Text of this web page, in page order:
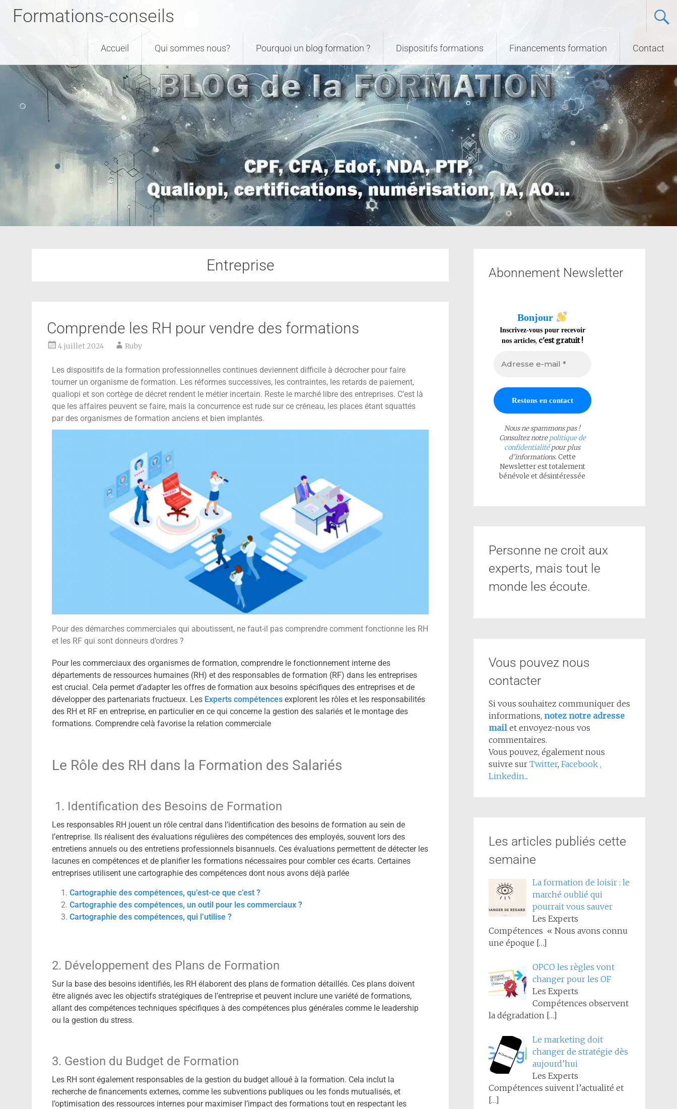
Formations-conseils
Accueil Qui sommes nous? Pourquoi un blog formation ? Dispositifs formations Financements formation Contact
Entreprise
Comprende les RH pour vendre des formations
4 juillet 2024 Ruby
Les dispositifs de la formation professionnelles continues deviennent difficile à décrocher pour faire
tourner un organisme de formation. Les réformes successives, les contraintes, les retards de paiement,
qualiopi et son cortège de décret rendent le métier incertain. Reste le marché libre des entreprises. C’est là
que les affaires peuvent se faire, mais la concurrence est rude sur ce créneau, les places étant squattés
par des organismes de formation anciens et bien implantés.
Pour des démarches commerciales qui aboutissent, ne faut-il pas comprendre comment fonctionne les RH
et les RF qui sont donneurs d’ordres ?
Pour les commerciaux des organismes de formation, comprendre le fonctionnement interne des
départements de ressources humaines (RH) et des responsables de formation (RF) dans les entreprises
est crucial. Cela permet d’adapter les offres de formation aux besoins spécifiques des entreprises et de
développer des partenariats fructueux. Les Experts compétences explorent les rôles et les responsabilités
des RH et RF en entreprise, en particulier en ce qui concerne la gestion des salariés et le montage des
formations. Comprendre celà favorise la relation commerciale
Le Rôle des RH dans la Formation des Salariés
1. Identification des Besoins de Formation
Les responsables RH jouent un rôle central dans l’identification des besoins de formation au sein de
l’entreprise. Ils réalisent des évaluations régulières des compétences des employés, souvent lors des
entretiens annuels ou des entretiens professionnels bisannuels. Ces évaluations permettent de détecter les
lacunes en compétences et de planifier les formations nécessaires pour combler ces écarts. Certaines
entreprises utilisent une cartographie des compétences dont nous avons déjà parlée
Cartographie des compétences, qu’est-ce que c’est ?
Cartographie des compétences, un outil pour les commerciaux ?
Cartographie des compétences, qui l’utilise ?
2. Développement des Plans de Formation
Sur la base des besoins identifiés, les RH élaborent des plans de formation détaillés. Ces plans doivent
être alignés avec les objectifs stratégiques de l’entreprise et peuvent inclure une variété de formations,
allant des compétences techniques spécifiques à des compétences plus générales comme le leadership
ou la gestion du stress.
3. Gestion du Budget de Formation
Les RH sont également responsables de la gestion du budget alloué à la formation. Cela inclut la
recherche de financements externes, comme les subventions publiques ou les fonds mutualisés, et
l’optimisation des ressources internes pour maximiser l’impact des formations tout en respectant les
Abonnement Newsletter
Bonjour
Inscrivez-vous pour recevoir
nos articles, c'est gratuit !
Nous ne spammons pas !
Consultez notrepolitique de
confidentialitépour plus
d’informations. Cette
Newsletter est totalement
bénévole et désintéressée
Personne ne croit aux
experts, mais tout le
monde les écoute.
Vous pouvez nous
contacter
Si vous souhaitez communiquer des
informations, notez notre adresse
mail et envoyez-nous vos
commentaires.
Vous pouvez, également nous
suivre sur Twitter, Facebook ,
Linkedin...
Les articles publiés cette
semaine
La formation de loisir : le
marché oublié qui
pourrait vous sauver
Les Experts
Compétences « Nous avons connu
une époque […]
OPCO les règles vont
changer pour les OF
Les Experts
Compétences observent
la dégradation […]
Le marketing doit
changer de stratégie dès
aujourd’hui
Les Experts
Compétences suivent l’actualité et
[…]